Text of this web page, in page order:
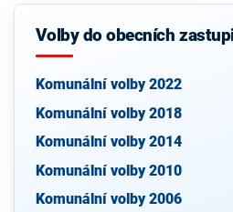
Volby do obecních
Komunální volby 2022
Komunální volby 2018
Komunální volby 2014
Komunální volby 2010
Komunální volby 2006